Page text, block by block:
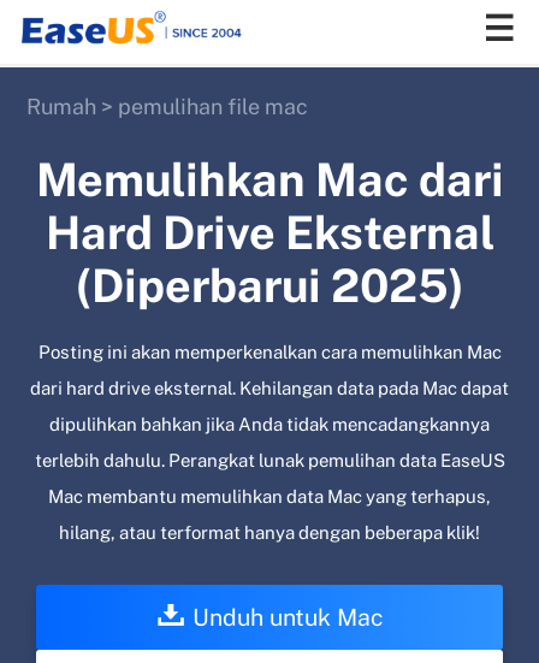
Rumah > pemulihan file mac
Memulihkan Mac dari
Hard Drive Eksternal
(Diperbarui 2025)
Posting ini akan memperkenalkan cara memulihkan Mac
dari hard drive eksternal. Kehilangan data pada Mac dapat
dipulihkan bahkan jika Anda tidak mencadangkannya
terlebih dahulu. Perangkat lunak pemulihan data EaseUS
Mac membantu memulihkan data Mac yang terhapus,
hilang, atau terformat hanya dengan beberapa klik!
Unduh untuk Mac